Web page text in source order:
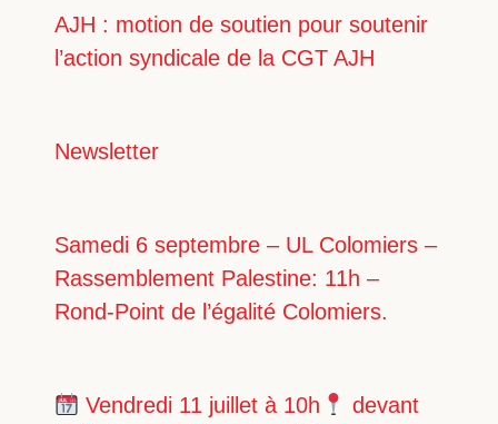
AJH : motion de soutien pour soutenir
l’action syndicale de la CGT AJH
Newsletter
Samedi 6 septembre – UL Colomiers –
Rassemblement Palestine: 11h –
Rond-Point de l’égalité Colomiers.
Vendredi 11 juillet à 10h
devant